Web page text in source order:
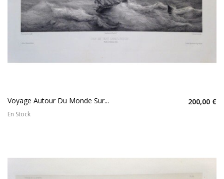
Voyage Autour Du Monde Sur... 200,00 €
En Stock